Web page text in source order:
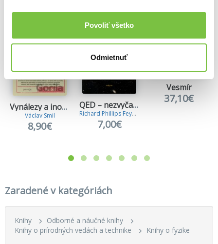
Povoliť všetko
Odmietnuť
Vynálezy a inovácie
Václav Smil
8,90€
QED – nezvyčajná teória svetla a látky
Richard Phillips Feynman
7,00€
Vesmír
37,10€
Zaradené v kategóriách
Knihy
Odborné a náučné knihy
Knihy o prírodných vedách a technike
Knihy o fyzike